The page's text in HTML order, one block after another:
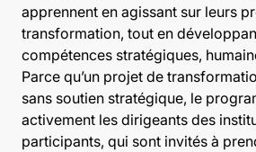
apprennent en agissant sur leurs
transformation, tout en
compétences stratégiques,
Parce qu’un projet de
sans soutien stratégique, le
activement les dirigeants des
participants, qui sont invités à